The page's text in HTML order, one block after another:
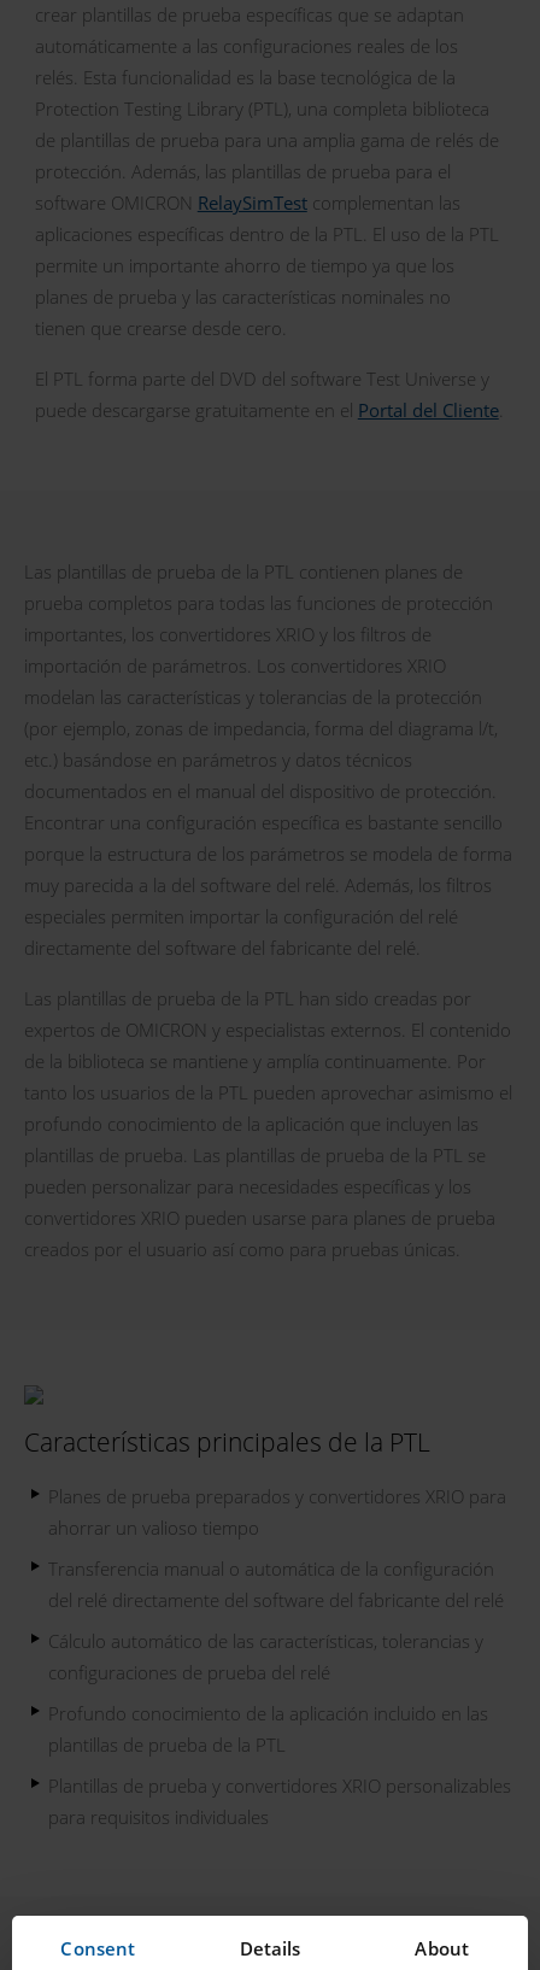
Consent Details About
crear plantillas de prueba específicas que se adaptan
automáticamente a las configuraciones reales de los
relés. Esta funcionalidad es la base tecnológica de la
Protection Testing Library (PTL), una completa biblioteca
de plantillas de prueba para una amplia gama de relés de
protección. Además, las plantillas de prueba para el
software OMICRON RelaySimTestcomplementan las
aplicaciones específicas dentro de la PTL. El uso de la PTL
permite un importante ahorro de tiempo ya que los
planes de prueba y las características nominales no
tienen que crearse desde cero.
El PTL forma parte del DVD del software Test Universe y
puede descargarse gratuitamente en el Portal del Cliente.
Las plantillas de prueba de la PTL contienen planes de
prueba completos para todas las funciones de protección
importantes, los convertidores XRIO y los filtros de
importación de parámetros. Los convertidores XRIO
modelan las características y tolerancias de la protección
(por ejemplo, zonas de impedancia, forma del diagrama l/t,
etc.) basándose en parámetros y datos técnicos
documentados en el manual del dispositivo de protección.
Encontrar una configuración específica es bastante sencillo
porque la estructura de los parámetros se modela de forma
muy parecida a la del software del relé. Además, los filtros
especiales permiten importar la configuración del relé
directamente del software del fabricante del relé.
Las plantillas de prueba de la PTL han sido creadas por
expertos de OMICRON y especialistas externos. El contenido
de la biblioteca se mantiene y amplía continuamente. Por
tanto los usuarios de la PTL pueden aprovechar asimismo el
profundo conocimiento de la aplicación que incluyen las
plantillas de prueba. Las plantillas de prueba de la PTL se
pueden personalizar para necesidades específicas y los
convertidores XRIO pueden usarse para planes de prueba
creados por el usuario así como para pruebas únicas.
Características principales de la PTL
Planes de prueba preparados y convertidores XRIO para
ahorrar un valioso tiempo
Transferencia manual o automática de la configuración
del relé directamente del software del fabricante del relé
Cálculo automático de las características, tolerancias y
configuraciones de prueba del relé
Profundo conocimiento de la aplicación incluido en las
plantillas de prueba de la PTL
Plantillas de prueba y convertidores XRIO personalizables
para requisitos individuales